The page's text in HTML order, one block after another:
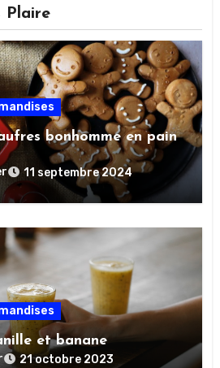
Plaire
bonhomme en pain
11 septembre 2024
et banane
21 octobre 2023